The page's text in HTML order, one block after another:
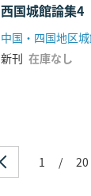
西国城館論集4
新刊 在庫なし
1 / 20